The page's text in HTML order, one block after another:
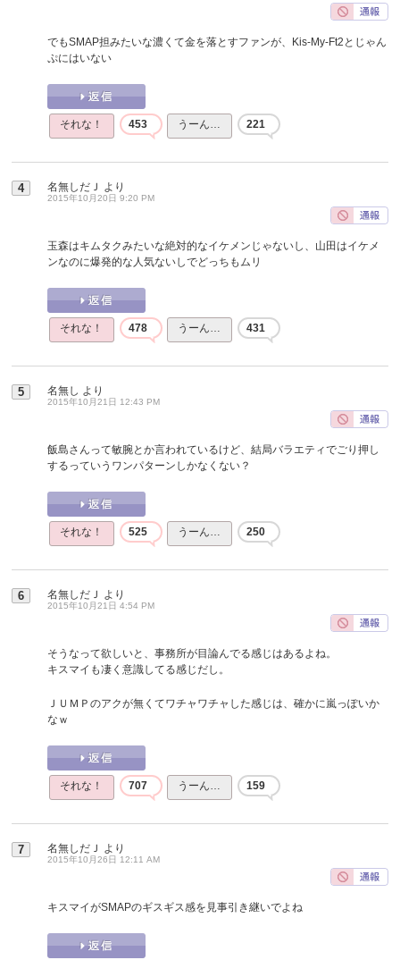
でもSMAP担みたいな濃くて金を落とすファンが、Kis-My-Ft2とじゃん
ぷにはいない
それな！ 453 うーん… 221
4 名無しだＪ より
2015年10月20日 9:20 PM
玉森はキムタクみたいな絶対的なイケメンじゃないし、山田はイケメ
ンなのに爆発的な人気ないしでどっちもムリ
それな！ 478 うーん… 431
5 名無し より
2015年10月21日 12:43 PM
飯島さんって敏腕とか言われているけど、結局バラエティでごり押し
するっていうワンパターンしかなくない？
それな！ 525 うーん… 250
6 名無しだＪ より
2015年10月21日 4:54 PM
そうなって欲しいと、事務所が目論んでる感じはあるよね。
キスマイも凄く意識してる感じだし。
ＪＵＭＰのアクが無くてワチャワチャした感じは、確かに嵐っぽいか
なｗ
それな！ 707 うーん… 159
7 名無しだＪ より
2015年10月26日 12:11 AM
キスマイがSMAPのギスギス感を見事引き継いでよね